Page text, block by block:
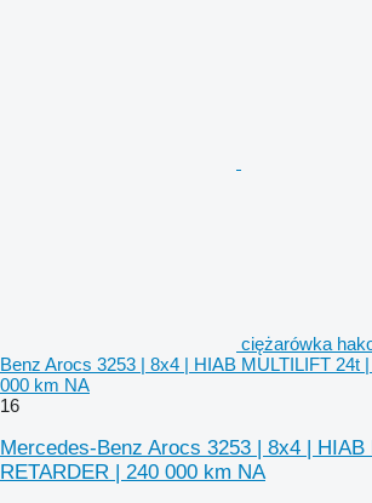
ciężarówka
Benz Arocs 3253 | 8x4 | HIAB MULTILIFT 24t
000 km NA
16
Mercedes-Benz Arocs 3253 | 8x4 | HIAB
RETARDER | 240 000 km NA